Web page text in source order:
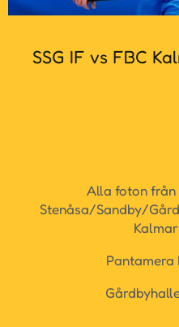
SSG IF vs FBC
Alla foton från
Stenåsa/Sandby/
Pantamera